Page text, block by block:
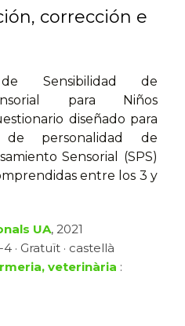
corrección e
Sensibilidad de
para Niños
diseñado para
personalidad de
Sensorial (SPS)
entre los 3 y
UA, 2021
· Gratuït · castellà
veterinària :